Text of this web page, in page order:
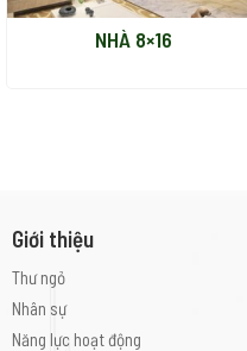
NHÀ 8×16
Giới thiệu
Thư ngỏ
Nhân sự
Năng lực hoạt động